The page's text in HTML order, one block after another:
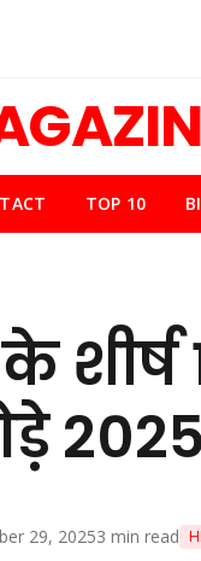
TOP 10
2025
29, 20253 min read HI